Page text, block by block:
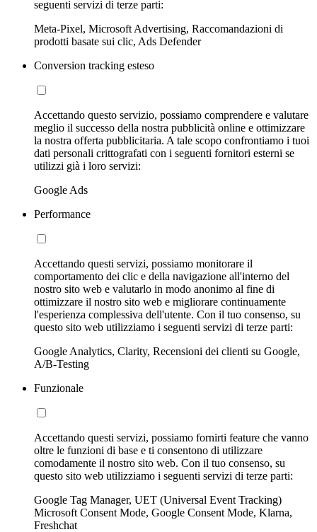
seguenti servizi di terze parti:
Meta-Pixel, Microsoft Advertising, Raccomandazioni di
prodotti basate sui clic, Ads Defender
Conversion tracking esteso
Accettando questo servizio, possiamo comprendere e valutare
meglio il successo della nostra pubblicità online e ottimizzare
la nostra offerta pubblicitaria. A tale scopo confrontiamo i tuoi
dati personali crittografati con i seguenti fornitori esterni se
utilizzi già i loro servizi:
Google Ads
Performance
Accettando questi servizi, possiamo monitorare il
comportamento dei clic e della navigazione all'interno del
nostro sito web e valutarlo in modo anonimo al fine di
ottimizzare il nostro sito web e migliorare continuamente
l'esperienza complessiva dell'utente. Con il tuo consenso, su
questo sito web utilizziamo i seguenti servizi di terze parti:
Google Analytics, Clarity, Recensioni dei clienti su Google,
A/B-Testing
Funzionale
Accettando questi servizi, possiamo fornirti feature che vanno
oltre le funzioni di base e ti consentono di utilizzare
comodamente il nostro sito web. Con il tuo consenso, su
questo sito web utilizziamo i seguenti servizi di terze parti:
Google Tag Manager, UET (Universal Event Tracking)
Microsoft Consent Mode, Google Consent Mode, Klarna,
Freshchat